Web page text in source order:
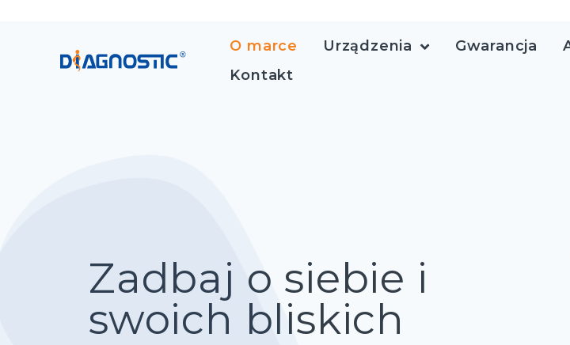
O marce Urządzenia Gwarancja
Kontakt
Zadbaj o siebie i
swoich bliskich